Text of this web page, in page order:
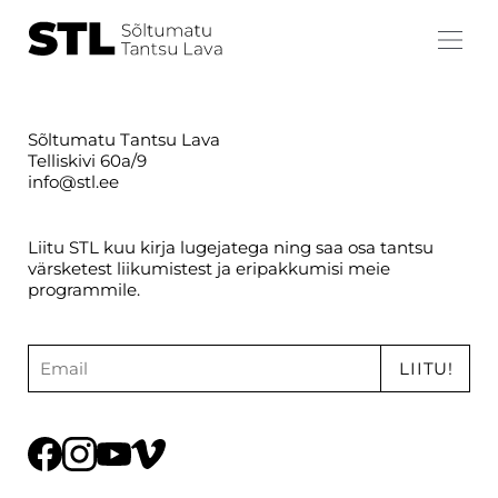
Sõltumatu Tantsu Lava
Telliskivi 60a/9
info@stl.ee
Liitu STL kuu kirja lugejatega ning saa osa tantsu
värsketest liikumistest ja eripakkumisi meie
programmile.
LIITU!